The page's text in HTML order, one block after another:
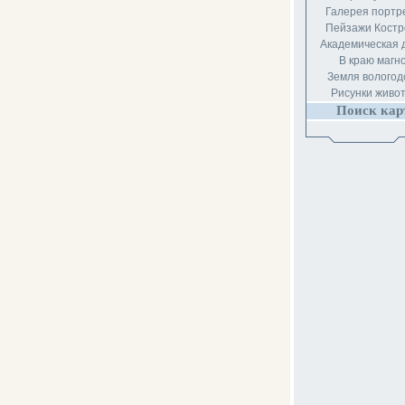
Галерея
Пейзажи
Академическая
В краю
Земля
Рисунки
Поиск